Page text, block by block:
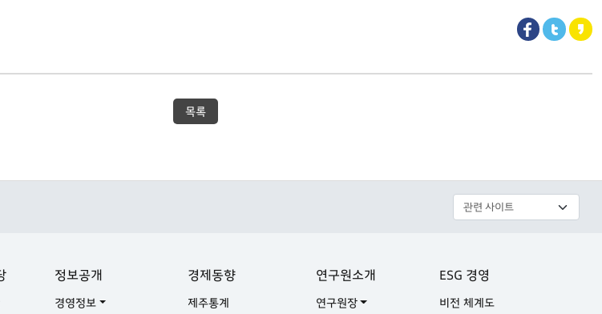
목록
정보공개
경영정보
경제동향
제주통계
연구원소개
연구원장
ESG 경영
비전 체계도